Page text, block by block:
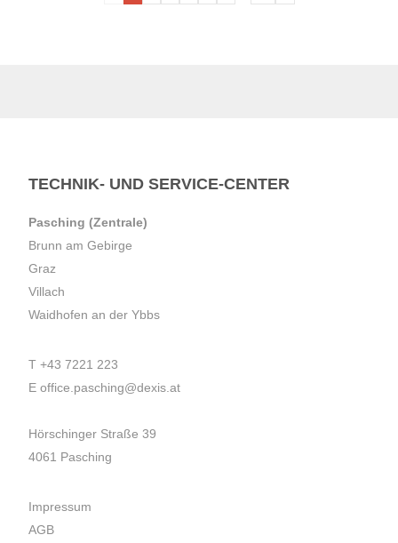
TECHNIK- UND SERVICE-CENTER
Pasching (Zentrale)
Brunn am Gebirge
Graz
Villach
Waidhofen an der Ybbs
T +43 7221 223
E office.pasching@dexis.at
Hörschinger Straße 39
4061 Pasching
Impressum
AGB